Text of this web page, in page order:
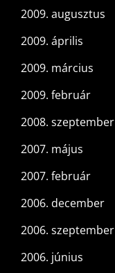
2009. augusztus
2009. április
2009. március
2009. február
2008. szeptember
2007. május
2007. február
2006. december
2006. szeptember
2006. június